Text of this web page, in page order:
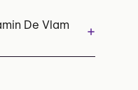
De Vlam
+